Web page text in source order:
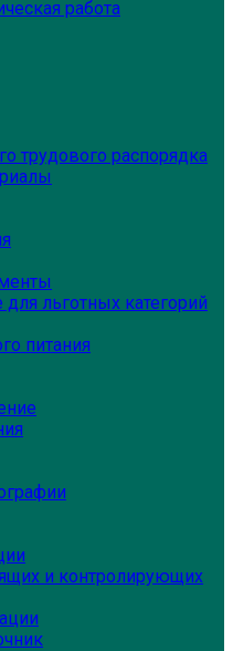
работа
трудового распорядка
льготных категорий
питания
и контролирующих